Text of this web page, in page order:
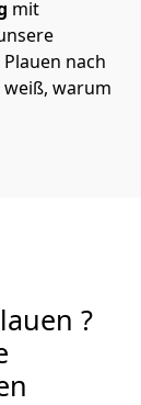
mit
nach
warum
?